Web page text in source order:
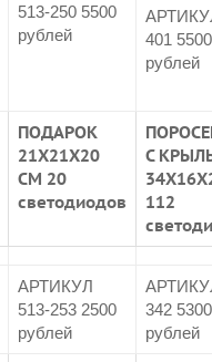
513-250 5500
рублей
401 5500
рублей
ПОДАРОК
21Х21Х20
СМ 20
светодиодов
С
112
АРТИКУЛ
513-253 2500
рублей
342 5300
рублей